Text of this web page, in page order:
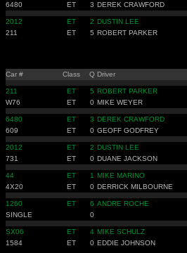
6480
ET 3 DEREK CRAWFORD
2012 ET 2 DUSTIN LEE
211
ET 5 ROBERT PARKER
Car # Class Q Driver
211 ET 5 ROBERT PARKER
W76
ET 0 MIKE WEYER
6480 ET 3 DEREK CRAWFORD
609
ET 0 GEOFF GODFREY
2012 ET 2 DUSTIN LEE
731
ET 0 DUANE JACKSON
44 ET 1 MIKE MARINO
4X20
ET 0 DERRICK MILBOURNE
1260 ET 6 ANDRE ROCHE
SINGLE
0
SX06 ET 4 MIKE SCHULZ
1584
ET 0 EDDIE JOHNSON